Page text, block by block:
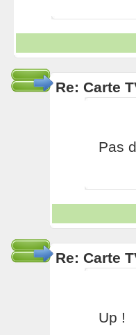
Re: Carte
Pas
Re: Carte
Up !